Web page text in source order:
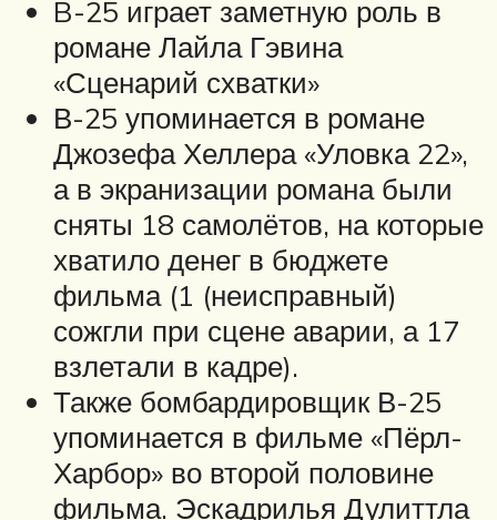
B-25 играет заметную роль в
романе Лайла Гэвина
«Сценарий схватки»
В-25 упоминается в романе
Джозефа Хеллера «Уловка 22»,
а в экранизации романа были
сняты 18 самолётов, на которые
хватило денег в бюджете
фильма (1 (неисправный)
сожгли при сцене аварии, а 17
взлетали в кадре).
Также бомбардировщик В-25
упоминается в фильме «Пёрл-
Харбор» во второй половине
фильма. Эскадрилья Дулиттла